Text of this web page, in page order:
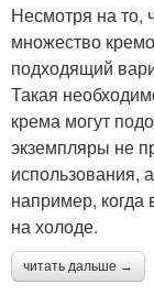
Несмотря на то,
множество
подходящий
Такая
крема могут
экземпляры не
использования,
например,
на холоде.
читать дальше →